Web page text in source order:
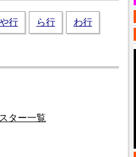
や行 ら行 わ行
ター一覧